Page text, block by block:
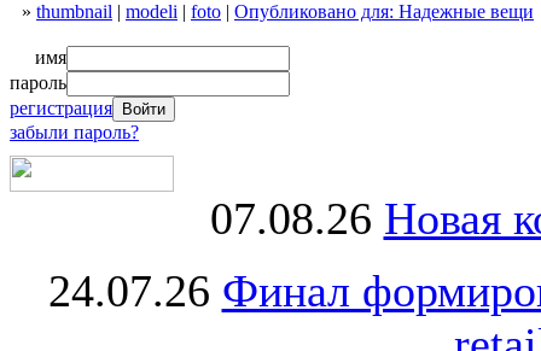
» thumbnail | modeli | foto | Опубликовано для: Надежные вещи
имя
пароль
регистрация
забыли пароль?
07.08.26 Новая
24.07.26 Финал